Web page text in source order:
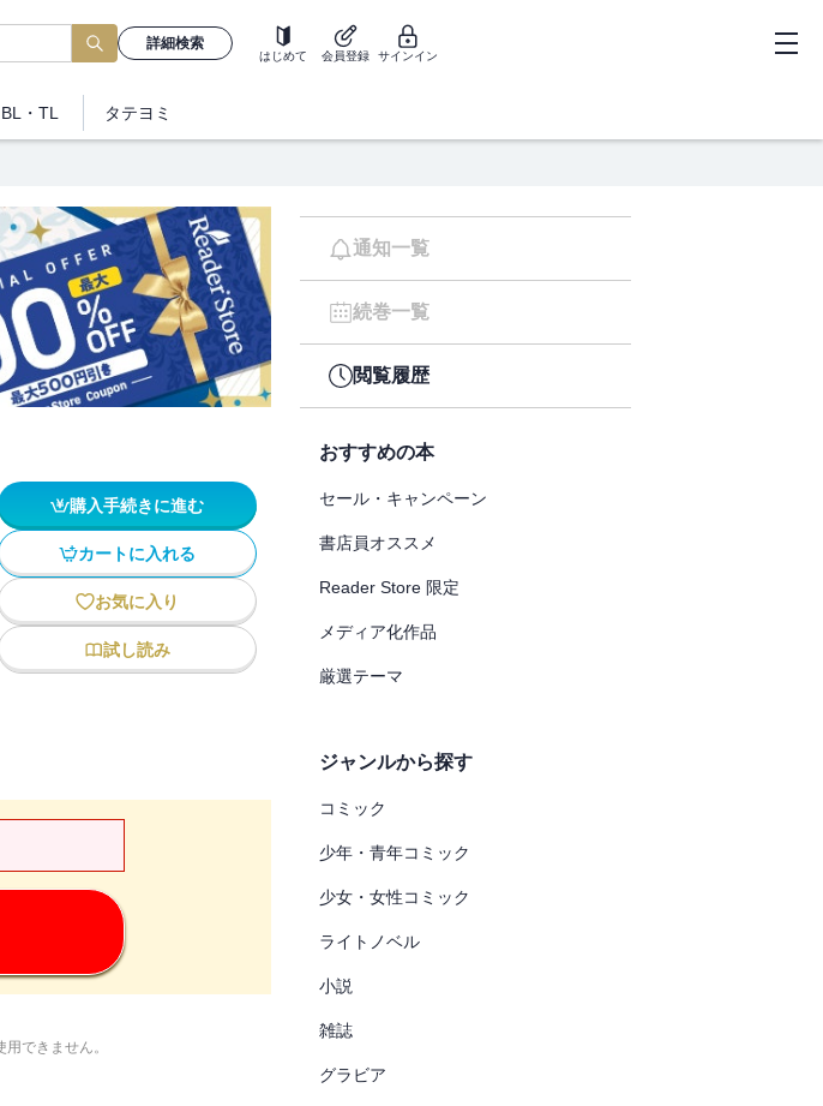
詳細検索
はじめて 会員登録 サインイン
BL・TL タテヨミ
購入手続きに進む
カートに入れる
お気に入り
試し読み
できません。
通知一覧
続巻一覧
閲覧履歴
おすすめの本
セール・キャンペーン
書店員オススメ
Reader Store 限定
メディア化作品
厳選テーマ
ジャンルから探す
コミック
少年・青年コミック
少女・女性コミック
ライトノベル
小説
雑誌
グラビア